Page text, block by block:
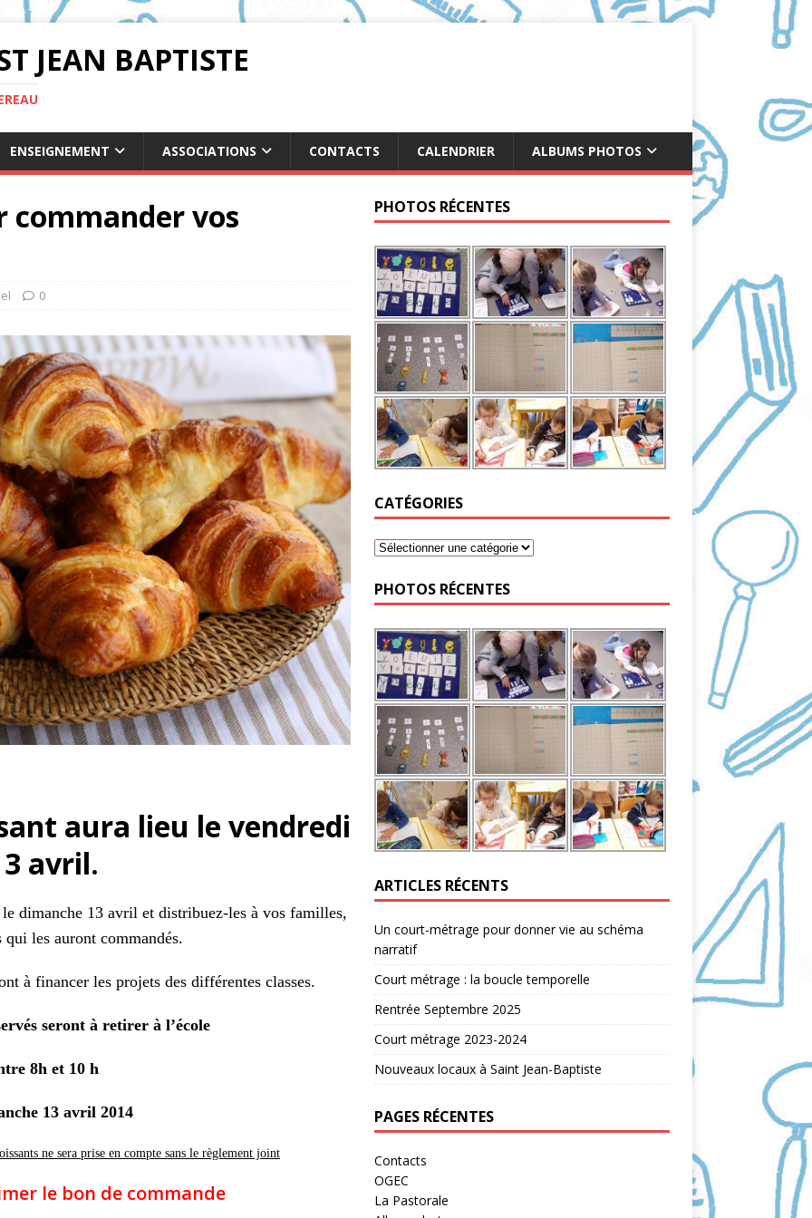
JEAN BAPTISTE
ENSEIGNEMENT ASSOCIATIONS CONTACTS CALENDRIER ALBUMS PHOTOS
commander vos
0
aura lieu le vendredi
avril.
dimanche 13 avril et distribuez-les à vos familles,
les auront commandés.
à financer les projets des différentes classes.
seront à retirer à l’école
8h et 10 h
13 avril 2014
ne sera prise en compte sans le règlement joint
le bon de commande
PHOTOS RÉCENTES
CATÉGORIES
PHOTOS RÉCENTES
ARTICLES RÉCENTS
Un court-métrage pour donner vie au schéma
narratif
Court métrage : la boucle temporelle
Rentrée Septembre 2025
Court métrage 2023-2024
Nouveaux locaux à Saint Jean-Baptiste
PAGES RÉCENTES
Contacts
OGEC
La Pastorale